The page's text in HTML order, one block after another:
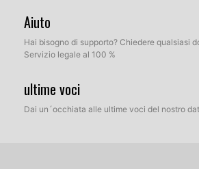
Aiuto
Hai bisogno di supporto? Chiedere qualsiasi
Servizio legale al 100 %
ultime voci
Dai un´occhiata alle ultime voci del nostro